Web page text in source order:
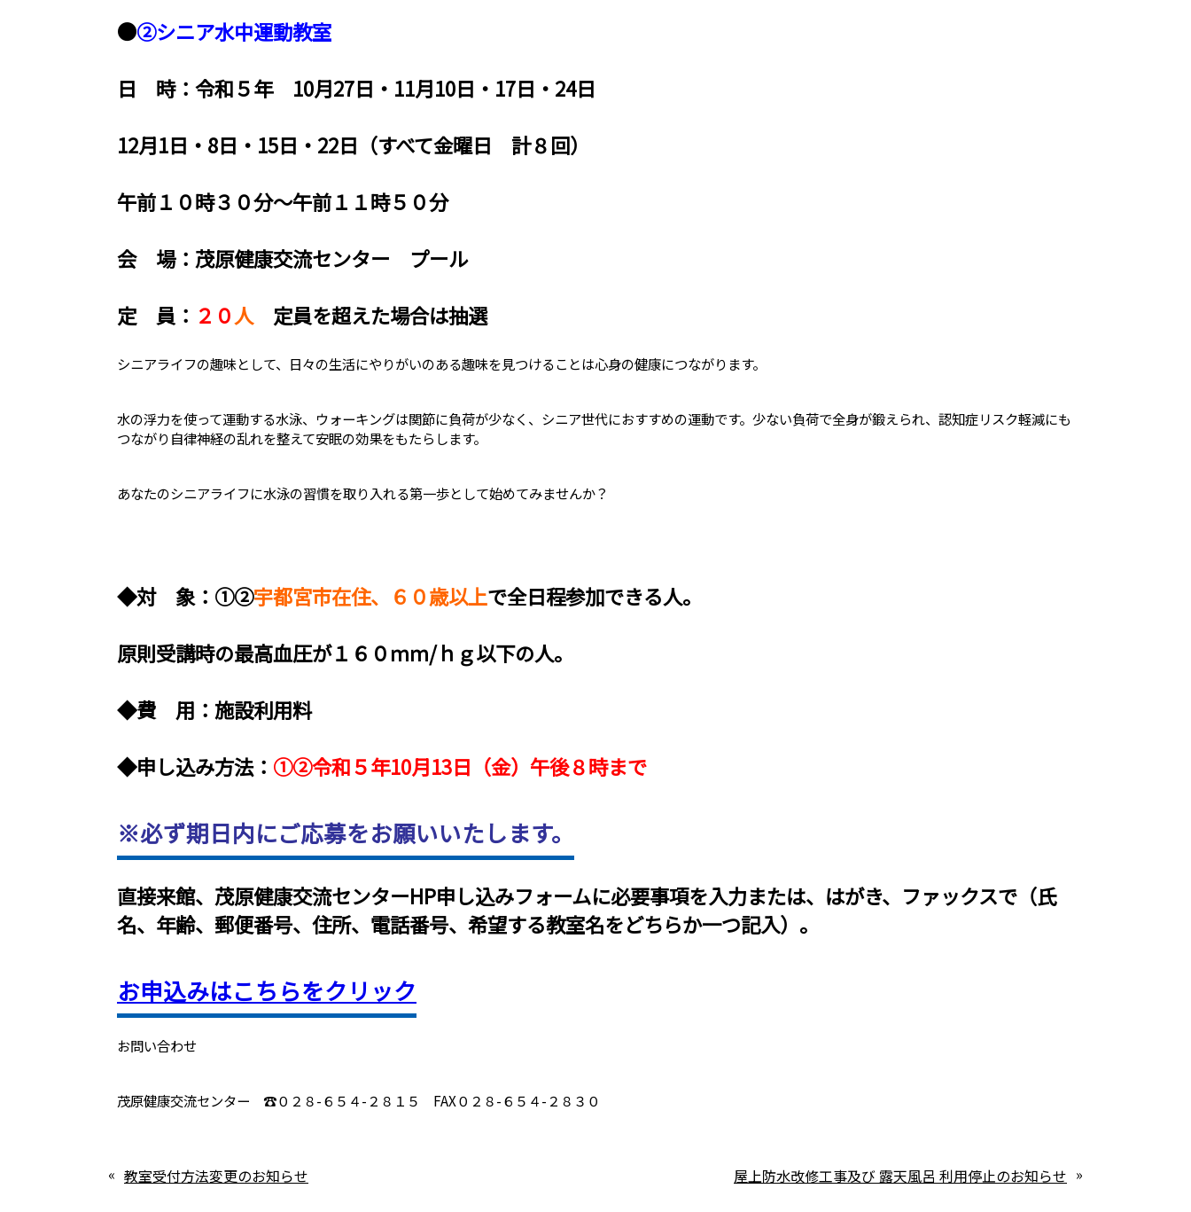
●②シニア水中運動教室
日 時：令和５年 10月27日・11月10日・17日・24日
12月1日・8日・15日・22日（すべて金曜日 計８回）
午前１０時３０分～午前１１時５０分
会 場：茂原健康交流センター プール
定 員： ２０人 定員を超えた場合は抽選
シニアライフの趣味として、日々の生活にやりがいのある趣味を見つけることは心身の健康につながります。
水の浮力を使って運動する水泳、ウォーキングは関節に負荷が少なく、シニア世代におすすめの運動です。少ない負荷で全身が鍛えられ、認知症リスク軽減にも
つながり自律神経の乱れを整えて安眠の効果をもたらします。
あなたのシニアライフに水泳の習慣を取り入れる第一歩として始めてみませんか？
◆対 象：①②宇都宮市在住、６０歳以上で全日程参加できる人。
原則受講時の最高血圧が１６０ｍｍ/ｈｇ以下の人。
◆費 用：施設利用料
◆申し込み方法： ①②令和５年10月13日（金）午後８時まで
※必ず期日内にご応募をお願いいたします。
直接来館、茂原健康交流センターHP申し込みフォームに必要事項を入力または、はがき、ファックスで（氏
名、年齢、郵便番号、住所、電話番号、希望する教室名をどちらか一つ記入）。
お申込みはこちらをクリック
お問い合わせ
茂原健康交流センター ☎０２８-６５４-２８１５ FAX０２８-６５４-２８３０
« 教室受付方法変更のお知らせ 屋上防水改修工事及び 露天風呂 利用停止のお知らせ »